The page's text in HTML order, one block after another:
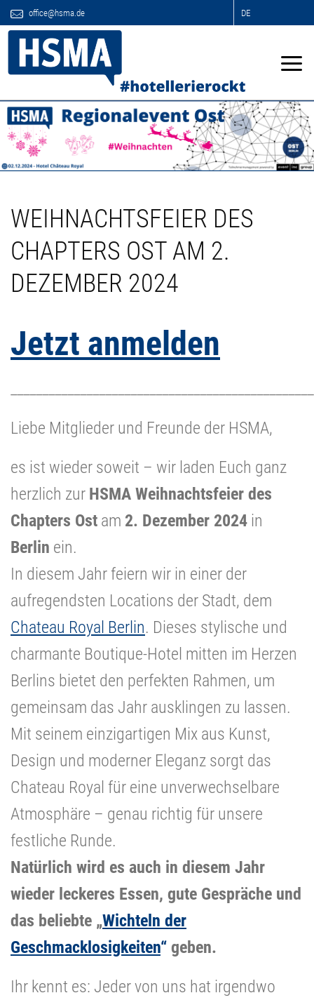
office@hsma.de DE
WEIHNACHTSFEIER DES
CHAPTERS OST AM 2.
DEZEMBER 2024
Jetzt anmelden
Liebe Mitglieder und Freunde der HSMA,
es ist wieder soweit – wir laden Euch ganz
herzlich zur HSMA Weihnachtsfeier des
Chapters Ost am 2. Dezember 2024 in
Berlin ein.
In diesem Jahr feiern wir in einer der
aufregendsten Locations der Stadt, dem
Chateau Royal Berlin. Dieses stylische und
charmante Boutique-Hotel mitten im Herzen
Berlins bietet den perfekten Rahmen, um
gemeinsam das Jahr ausklingen zu lassen.
Mit seinem einzigartigen Mix aus Kunst,
Design und moderner Eleganz sorgt das
Chateau Royal für eine unverwechselbare
Atmosphäre – genau richtig für unsere
festliche Runde.
Natürlich wird es auch in diesem Jahr
wieder leckeres Essen, gute Gespräche und
das beliebte „Wichteln der
Geschmacklosigkeiten“ geben.
Ihr kennt es: Jeder von uns hat irgendwo